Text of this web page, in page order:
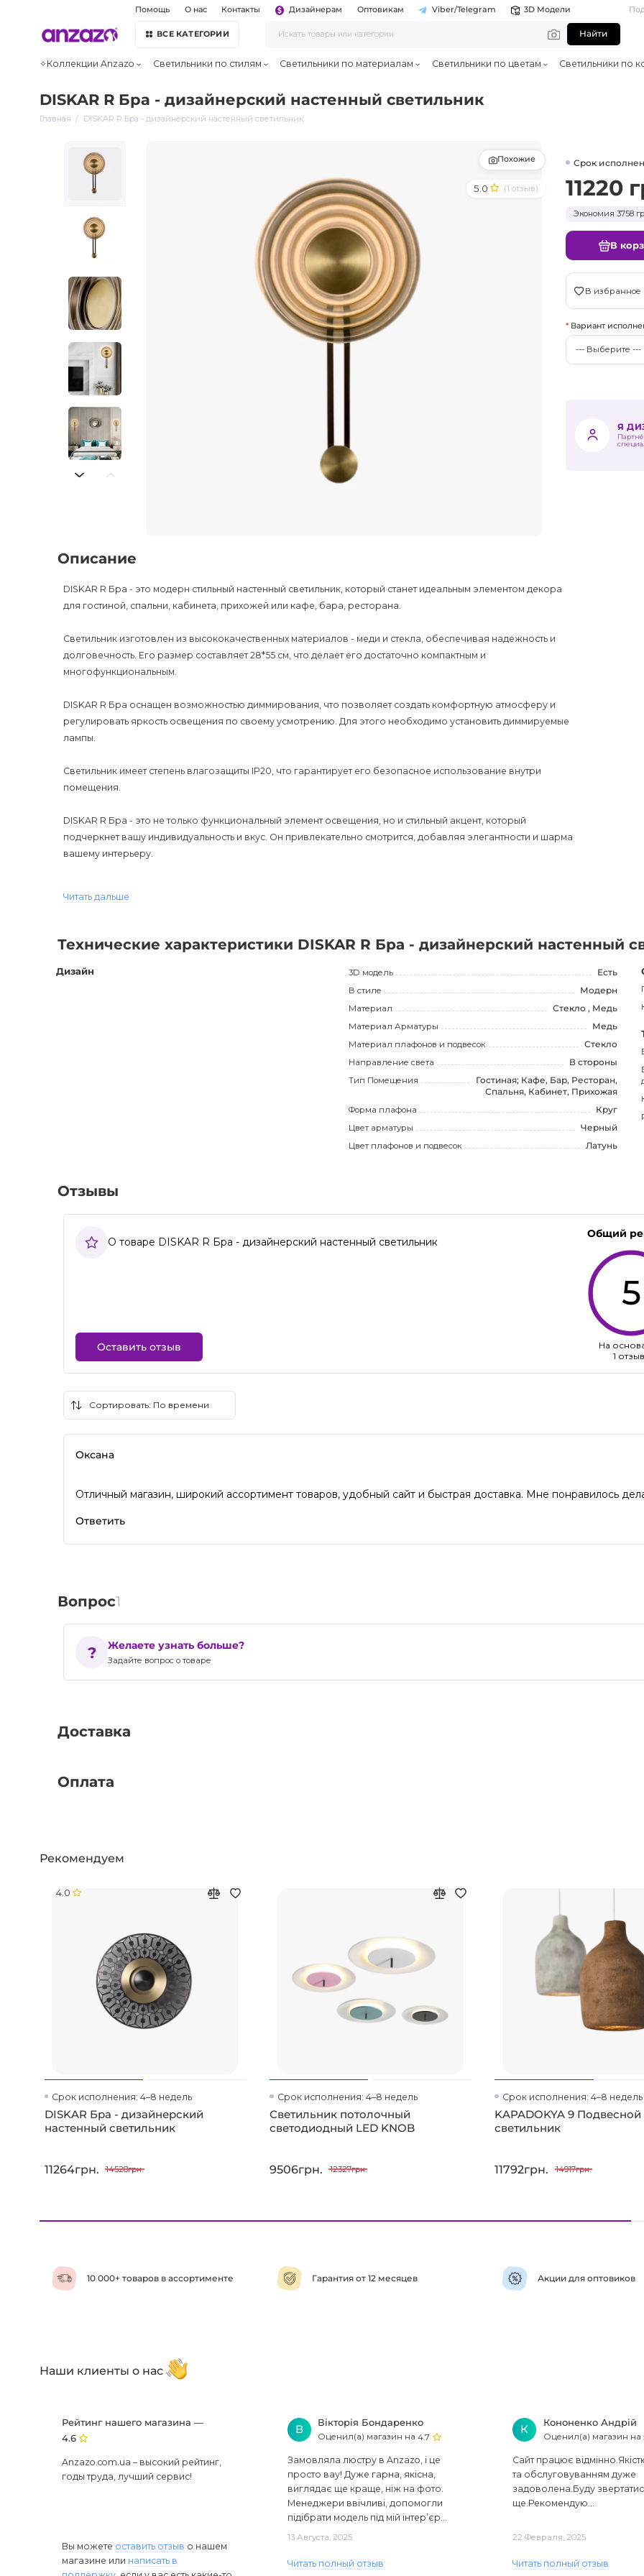
Помощь О нас Контакты Дизайнерам Оптовикам Viber/Telegram 3D Модели
ВСЕ КАТЕГОРИИ Найти
✧Коллекции Anzazo Светильники по стилям Светильники по материалам Светильники по цветам Светильники по
DISKAR R Бра - дизайнерский настенный светильник
Главная DISKAR R Бра - дизайнерский настенный светильник
5.0 (1 отзыв)
Похожие Срок
11220
Экономия 3758
В
В избранное
Вариант
Я
Описание
DISKAR R Бра - это модерн стильный настенный светильник, который станет идеальным элементом декора
для гостиной, спальни, кабинета, прихожей или кафе, бара, ресторана.
Светильник изготовлен из высококачественных материалов - меди и стекла, обеспечивая надежность и
долговечность. Его размер составляет 28*55 см, что делает его достаточно компактным и
многофункциональным.
DISKAR R Бра оснащен возможностью диммирования, что позволяет создать комфортную атмосферу и
регулировать яркость освещения по своему усмотрению. Для этого необходимо установить диммируемые
лампы.
Светильник имеет степень влагозащиты IP20, что гарантирует его безопасное использование внутри
помещения.
DISKAR R Бра - это не только функциональный элемент освещения, но и стильный акцент, который
подчеркнет вашу индивидуальность и вкус. Он привлекательно смотрится, добавляя элегантности и шарма
вашему интерьеру.
доставку по всей стране, а также гарантию на 12 месяцев. В интернет-магазине AnzAzo вы найдете самые
Читать дальше
Технические характеристики DISKAR R Бра - дизайнерский настенный
Дизайн 3D модель
Есть
В стиле
Модерн
Материал
Стекло , Медь
Материал Арматуры
Медь
Материал плафонов и подвесок
Стекло
Направление света
В стороны
Тип Помещения
Гостиная; Кафе, Бар, Ресторан,
Спальня, Кабинет, Прихожая
Форма плафона
Круг
Цвет арматуры
Черный
Цвет плафонов и подвесок
Латунь
Отзывы
О товаре DISKAR R Бра - дизайнерский настенный светильник
Оставить отзыв
Общий
5
На
1
Оксана
Отличный магазин, широкий ассортимент товаров, удобный сайт и быстрая доставка. Мне понравилось
Ответить
Вопрос1
Желаете узнать больше?
Задайте вопрос о товаре
Доставка
Оплата
Рекомендуем
4.0
Срок исполнения: 4–8 недель
DISKAR Бра - дизайнерский
настенный светильник
11264грн. 14528грн.
Срок исполнения: 4–8 недель
Светильник потолочный
светодиодный LED KNOB
9506грн. 12327грн.
Срок исполнения: 4–8 недель
KAPADOKYA 9 Подвесной
светильник
11792грн. 14917грн.
10 000+ товаров в ассортименте Гарантия от 12 месяцев Акции для оптовиков
Наши клиенты о нас
Рейтинг нашего магазина —
4.6
Anzazo.com.ua – высокий рейтинг,
годы труда, лучший сервис!
Вы можете оставить отзыв о нашем
магазине или написать в
В
Вікторія Бондаренко
Оценил(а) магазин на4.7
Замовляла люстру в Anzazo, і це
просто вау! Дуже гарна, якісна,
виглядає ще краще, ніж на фото.
Менеджери ввічливі, допомогли
підібрати модель під мій інтер’єр...
13 Августа, 2025
Читать полный отзыв
К
Кононенко Андрій
Оценил(а) магазин на
Сайт працює
та обслуговуванням дуже
задоволена.Буду
ще.Рекомендую...
22 Февраля, 2025
Читать полный отзыв